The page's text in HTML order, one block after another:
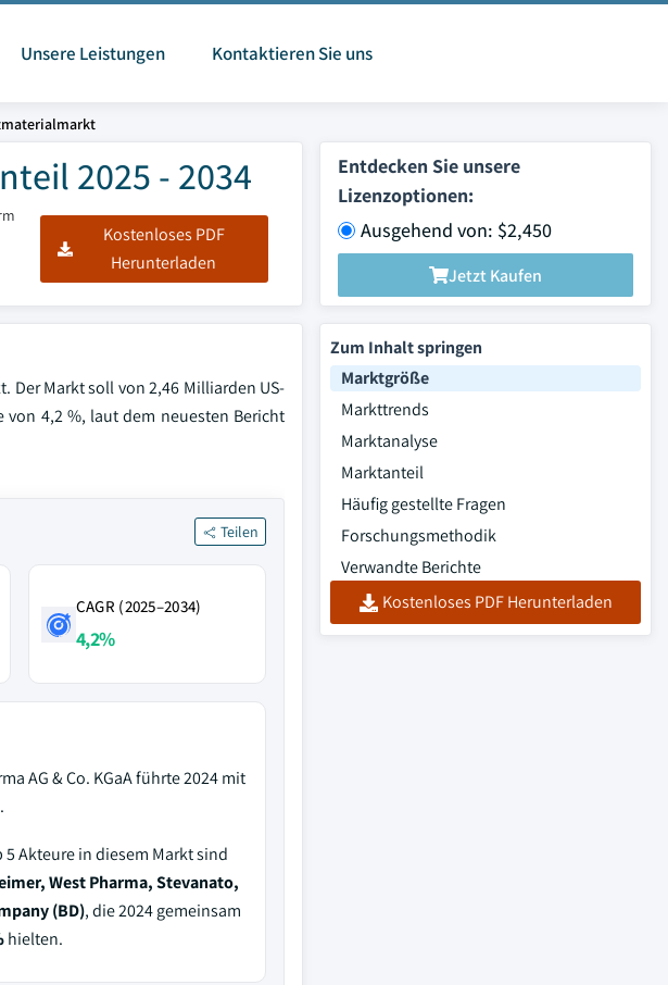
Unsere Leistungen Kontaktieren Sie uns
2025 - 2034
Kostenloses PDF
Herunterladen
Entdecken Sie unsere
Lizenzoptionen:
Ausgehend von: $2,450
Jetzt Kaufen
Der Markt soll von 2,46 Milliarden US-
von 4,2 %, laut dem neuesten Bericht
Teilen
CAGR (2025–2034)
4,2%
AG & Co. KGaA führte 2024 mit
5 Akteure in diesem Markt sind
West Pharma, Stevanato,
(BD), die 2024 gemeinsam
hielten.
Zum Inhalt springen
Marktgröße
Markttrends
Marktanalyse
Marktanteil
Häufig gestellte Fragen
Forschungsmethodik
Verwandte Berichte
Kostenloses PDF Herunterladen